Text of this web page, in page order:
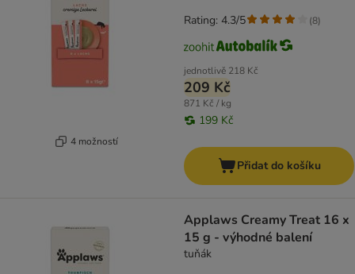
4 možností
jednotlivě 218 Kč
209 Kč
871 Kč / kg
199 Kč
Rating: 4.3/5 (8)
Přidat do košíku
Applaws Creamy Treat 16 x
15 g - výhodné balení
tuňák